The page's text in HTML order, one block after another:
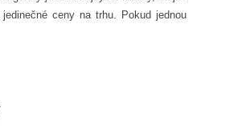
ceny na trhu. Pokud jednou